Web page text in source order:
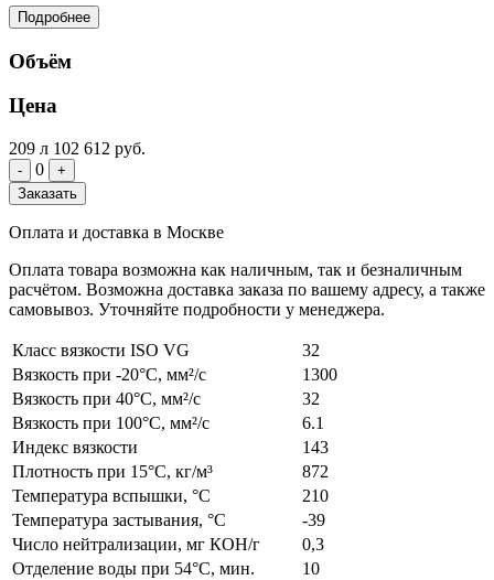
Подробнее
Объём
Цена
209 л 102 612 руб.
- 0
+
Заказать
Оплата и доставка в Москве
Оплата товара возможна как наличным, так и безналичным
расчётом. Возможна доставка заказа по вашему адресу, а также
самовывоз. Уточняйте подробности у менеджера.
Класс вязкости ISO VG
32
Вязкость при -20°C, мм²/с
1300
Вязкость при 40°C, мм²/с
32
Вязкость при 100°C, мм²/с
6.1
Индекс вязкости
143
Плотность при 15°C, кг/м³
872
Температура вспышки, °C
210
Температура застывания, °C
-39
Число нейтрализации, мг КОН/г
0,3
Отделение воды при 54°C, мин.
10